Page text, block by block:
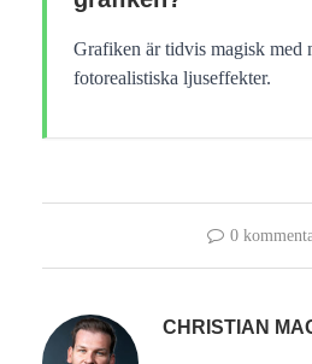
Grafiken är tidvis magisk med
fotorealistiska ljuseffekter.
0
CHRISTIAN